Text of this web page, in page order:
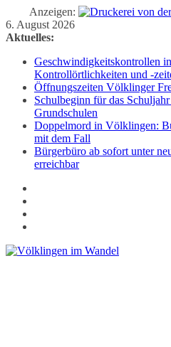
Anzeigen:
Zum
Inhalt
6. August 2026
Aktuelles:
Geschwindigkeitskontrollen
Kontrollörtlichkeiten und -
Öffnungszeiten Völklinger
Schulbeginn für das
Grundschulen
Doppelmord in Völklingen:
mit dem Fall
Bürgerbüro ab sofort unter
erreichbar